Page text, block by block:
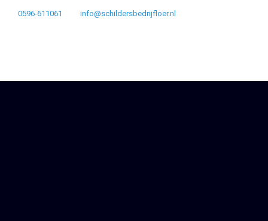
0596-611061 info@schildersbedrijfloer.nl